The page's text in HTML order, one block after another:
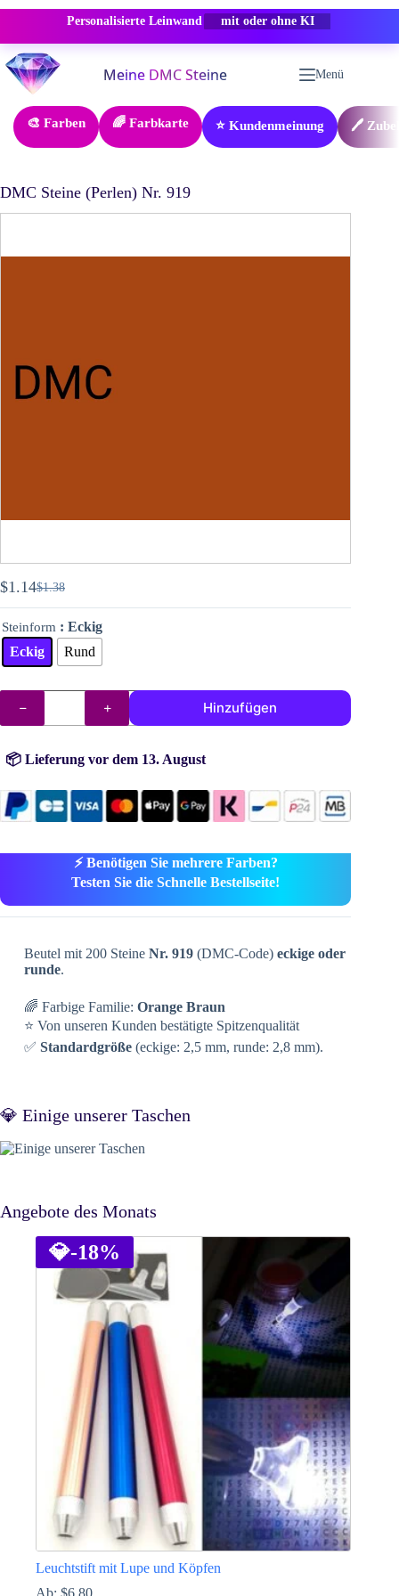
Personalisierte Leinwand -50% RABATT
Zum
Inhalt
springen
Menü
🎨 Farben 🌈 Farbkarte ⭐ Kundenmeinung 🖊️
DMC Steine (Perlen) Nr. 919
$1.38
Ursprünglicher
Preis
war:
$1.38
$1.14Aktueller
Preis
ist:
$1.14.
Steinform : Eckig
Eckig
Rund
DMC
Steine
(Perlen)
919
Hinzufügen
📦 Lieferung vor dem 13. August
⚡ Benötigen Sie mehrere Farben?
Testen Sie die Schnelle Bestellseite!
Beutel mit 200 Steine Nr. 919(DMC-Code) eckige oder
runde.
🌈 Farbige Familie: Orange Braun
⭐ Von unseren Kunden bestätigte Spitzenqualität
✅ Standardgröße(eckige: 2,5 mm, runde: 2,8 mm).
💎 Einige unserer Taschen
Angebote des Monats
💎-18%
Leuchtstift mit Lupe und Köpfen